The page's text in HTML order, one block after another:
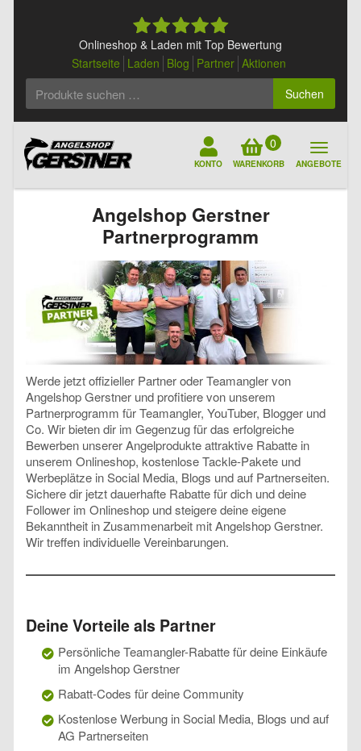
Onlineshop & Laden mit Top Bewertung
Startseite Laden Blog Partner Aktionen
Suchen
KONTO
0
WARENKORB ANGEBOTE
Angelshop Gerstner
Partnerprogramm
Werde jetzt offizieller Partner oder Teamangler von
Angelshop Gerstner und profitiere von unserem
Partnerprogramm für Teamangler, YouTuber, Blogger und
Co. Wir bieten dir im Gegenzug für das erfolgreiche
Bewerben unserer Angelprodukte attraktive Rabatte in
unserem Onlineshop, kostenlose Tackle-Pakete und
Werbeplätze in Social Media, Blogs und auf Partnerseiten.
Sichere dir jetzt dauerhafte Rabatte für dich und deine
Follower im Onlineshop und steigere deine eigene
Bekanntheit in Zusammenarbeit mit Angelshop Gerstner.
Wir treffen individuelle Vereinbarungen.
Deine Vorteile als Partner
Persönliche Teamangler-Rabatte für deine Einkäufe
im Angelshop Gerstner
Rabatt-Codes für deine Community
Kostenlose Werbung in Social Media, Blogs und auf
AG Partnerseiten